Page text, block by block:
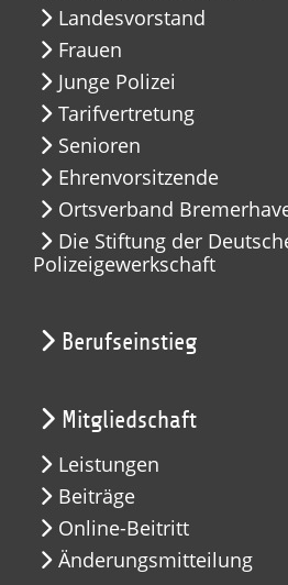
Landesvorstand
Frauen
Junge Polizei
Tarifvertretung
Senioren
Ehrenvorsitzende
Ortsverband
Die Stiftung der
Polizeigewerkschaft
Berufseinstieg
Mitgliedschaft
Leistungen
Beiträge
Online-Beitritt
Änderungsmitteilung